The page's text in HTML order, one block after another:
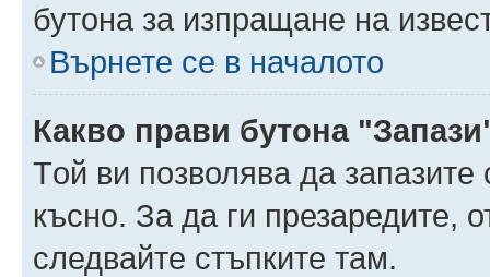
бутона за изпращане на
Върнете се в началото
Какво прави бутона
Tой ви позволява да
късно. За да ги презаредите,
следвайте стъпките там.